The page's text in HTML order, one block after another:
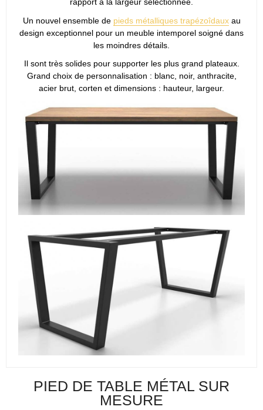
rapport à la largeur sélectionnée.
Un nouvel ensemble de pieds métalliques trapézoîdauxau
design exceptionnel pour un meuble intemporel soigné dans
les moindres détails.
Il sont très solides pour supporter les plus grand plateaux.
Grand choix de personnalisation : blanc, noir, anthracite,
acier brut, corten et dimensions : hauteur, largeur.
PIED DE TABLE MÉTAL SUR
MESURE